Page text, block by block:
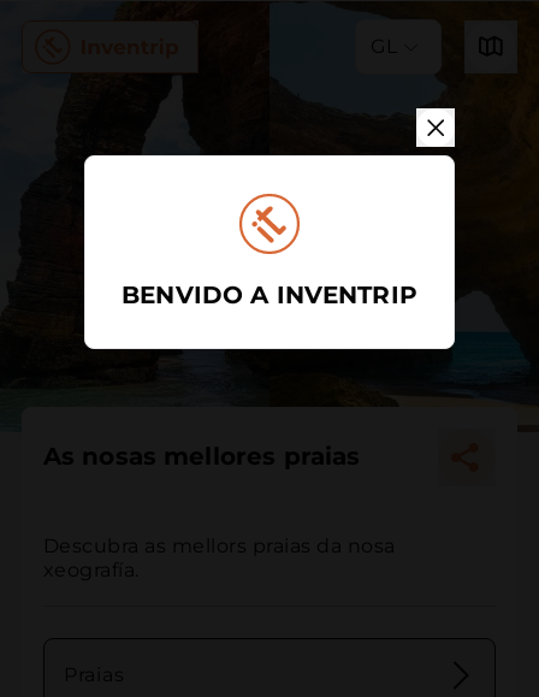
GL
As nosas mellores praias
Descubra as mellors praias da nosa
xeografía.
BENVIDO A INVENTRIP